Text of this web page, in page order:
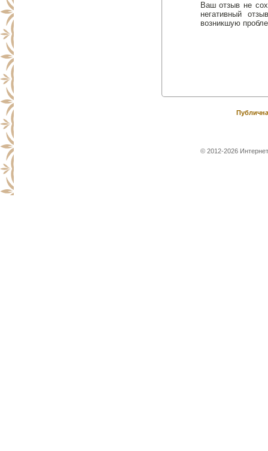
Ваш отзыв не
негативный
возникшую
© 2012-2026